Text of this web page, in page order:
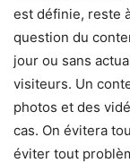
est définie, reste
question du
jour ou sans
visiteurs. Un
photos et des
cas. On évitera
éviter tout